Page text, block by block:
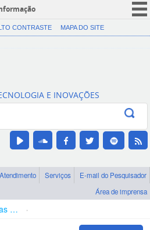
CORONAVÍRUS (COVID-19)
Canais
CONTRASTE MAPA DO SITE
E INOVAÇÕES
Serviços
E-mail do Pesquisador
Área de imprensa
Bolsas e Auxílios Vigentes